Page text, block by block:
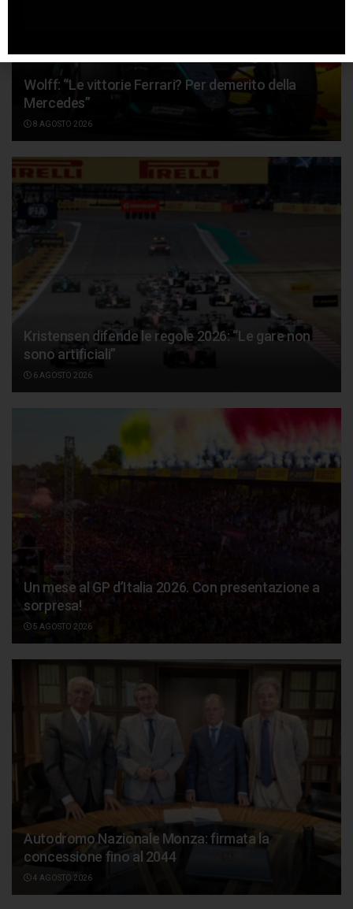
Wolff: “Le vittorie Ferrari? Per demerito della
Mercedes”
8 AGOSTO 2026
Kristensen difende le regole 2026: “Le gare non
sono artificiali”
6 AGOSTO 2026
Un mese al GP d’Italia 2026. Con presentazione a
sorpresa!
5 AGOSTO 2026
Autodromo Nazionale Monza: firmata la
concessione fino al 2044
4 AGOSTO 2026